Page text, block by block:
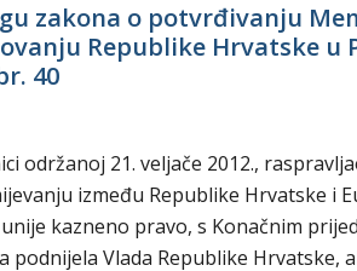
zakona o potvrđivanju
Republike Hrvatske u
40
održanoj 21. veljače 2012.,
između Republike Hrvatske i
kazneno pravo, s Konačnim
Vlada Republike Hrvatske,